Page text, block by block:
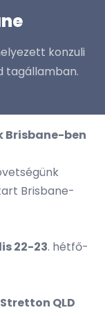
konzuli
tagállamban.
Brisbane-ben
Brisbane-
22-23. hétfő-
QLD